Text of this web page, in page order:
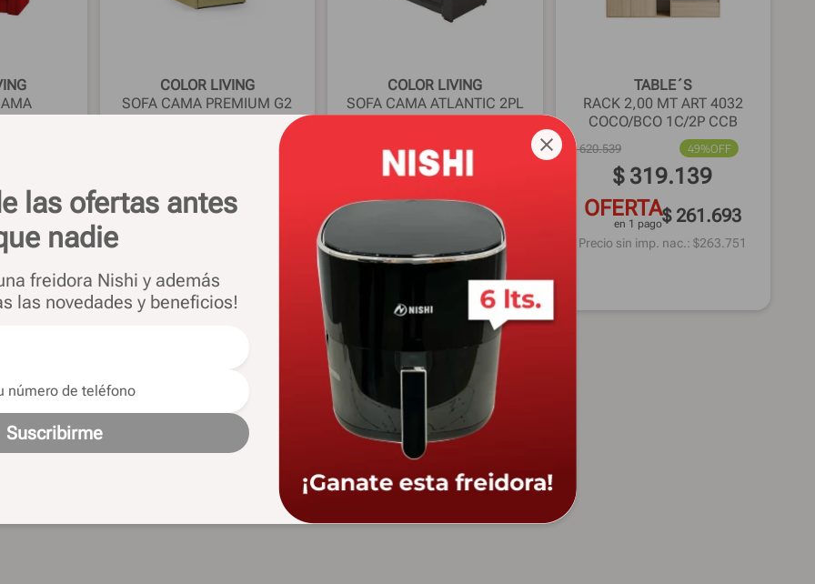
las ofertas antes
nadie
freidora Nishi y además
las novedades y beneficios!
Suscribirme
$730.866
COLOR LIVING
SOFA CAMA PREMIUM G2
OFERTA$ 493.647
COLOR LIVING
SOFA CAMA ATLANTIC 2PL
G3
.769 49%
$ 1.281.479
OFERTA $ 1.050.812
1.059.073
TABLE´S
RACK 2,00 MT ART 4032
COCO/BCO 1C/2P CCB
$ 620.539 49%OFF
$ 319.139
OFERTA
en 1 pago$ 261.693
Precio sin imp. nac.: $263.751